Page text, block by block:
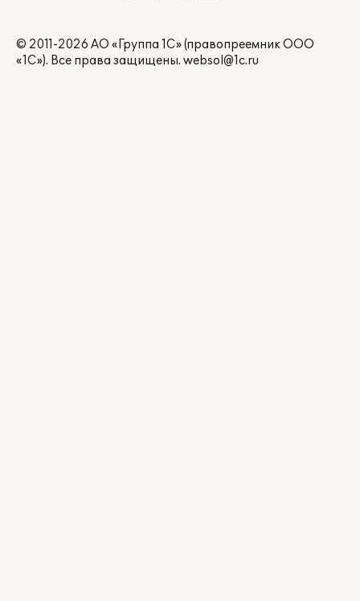
© 2011-2026 АО «Группа 1С» (правопреемник ООО
«1С»). Все права защищены. websol@1c.ru